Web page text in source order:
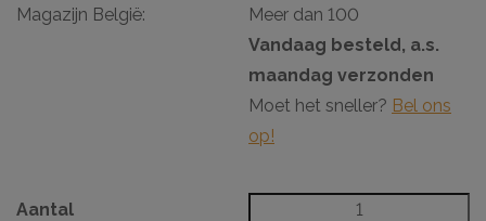
Magazijn België:
Meer dan 100
Vandaag besteld, a.s.
maandag verzonden
Moet het sneller? Bel ons
op!
Aantal